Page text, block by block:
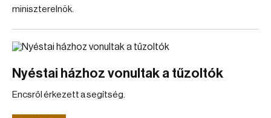
miniszterelnök.
Nyéstai házhoz vonultak a tűzoltók
Encsről érkezett a segítség.